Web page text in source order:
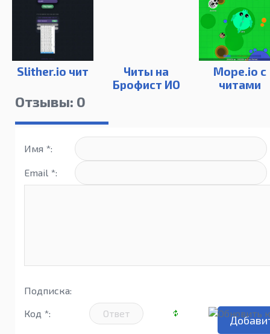
Slither.io чит
Читы на
Брофист ИО
Mope.io с
читами
Отзывы: 0
Имя *:
Email *:
Подписка:
Код *: